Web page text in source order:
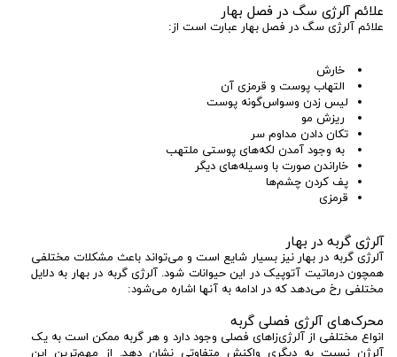
علائم آلرژی سگ در فصل بهار
علائم آلرژی سگ در فصل بهار عبارت است از:
خارش
التهاب پوست و قرمزی آن
لیس زدن وسواس‌گونه پوست
ریزش مو
تکان دادن مداوم سر
به وجود آمدن لکه‌های پوستی ملتهب
خاراندن صورت با وسیله‌های دیگر
پف کردن چشم‌ها
قرمزی
آلرژی گربه در بهار
آلرژی گربه در بهار نیز بسیار شایع است و می‌تواند باعث مشکلات مختلفی
همچون درماتیت آتوپیک در این حیوانات شود. آلرژی گربه در بهار به دلایل
مختلفی رخ می‌دهد که در ادامه به آنها اشاره می‌شود:
محرک‌های آلرژی فصلی گربه
انواع مختلفی از آلرژی‌زاهای فصلی وجود دارد و هر گربه ممکن است به یک
آلرژن نسبت به دیگری واکنش متفاوتی نشان دهد. از مهم‌ترین این